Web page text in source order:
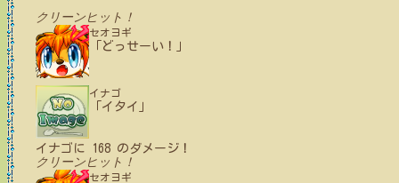
クリーンヒット！
セオヨギ
「どっせーい！」
イナゴ
「イタイ」
イナゴ に 168 のダメージ！
クリーンヒット！
セオヨギ